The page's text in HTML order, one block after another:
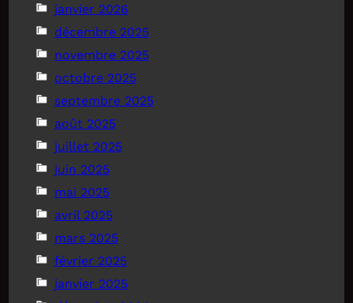
janvier 2026
décembre 2025
novembre 2025
octobre 2025
septembre 2025
août 2025
juillet 2025
juin 2025
mai 2025
avril 2025
mars 2025
février 2025
janvier 2025